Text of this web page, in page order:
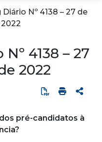
Nº 4138 – 27 de
4138 – 27
2022
pré-candidatos à